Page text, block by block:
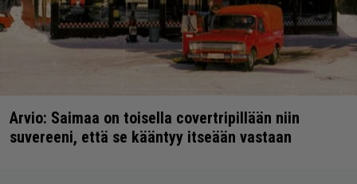
Arvio: Saimaa on toisella covertripillään niin
suvereeni, että se kääntyy itseään vastaan